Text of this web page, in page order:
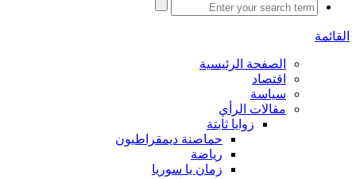
القائمة
الصفحة الرئيسية
اقتصاد
سياسة
مقالات الرأي
زوايا ثابتة
حماصنة ديمقراطيون
رياضة
زمان يا سوريا